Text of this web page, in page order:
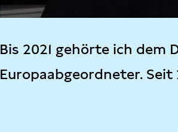
Bis 2021 gehörte ich dem
Europaabgeordneter.